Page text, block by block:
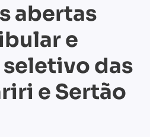
abertas
e
das
e Sertão